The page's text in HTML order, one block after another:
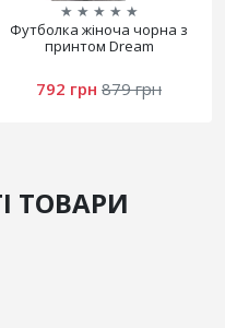
★ ★ ★ ★ ★
Футболка жіноча чорна з
принтом Dream
792 грн 879 грн
ТОВАРИ